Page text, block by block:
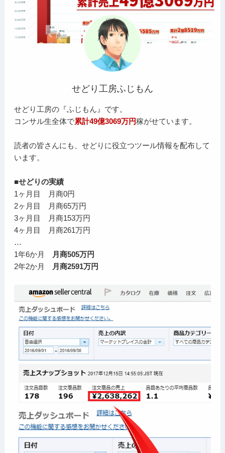
せどり工房ふじもん
せどり工房の『ふじもん』です。
コンサル生全体で累計49億3069万円稼がせています。
読者の皆さんにも、せどりに役立つツール情報を配布して
います。
■せどりの実績
1ヶ月目 月商0円
2ヶ月目 月商65万円
3ヶ月目 月商153万円
4ヶ月目 月商261万円
…
1年6か月
月商505万円
2年2か月
月商2591万円